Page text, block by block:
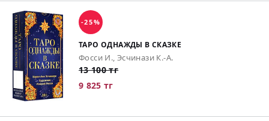
-25%
ТАРО ОДНАЖДЫ В СКАЗКЕ
Фосси И., Эсчинази К.-А.
13 100 тг
9 825 тг